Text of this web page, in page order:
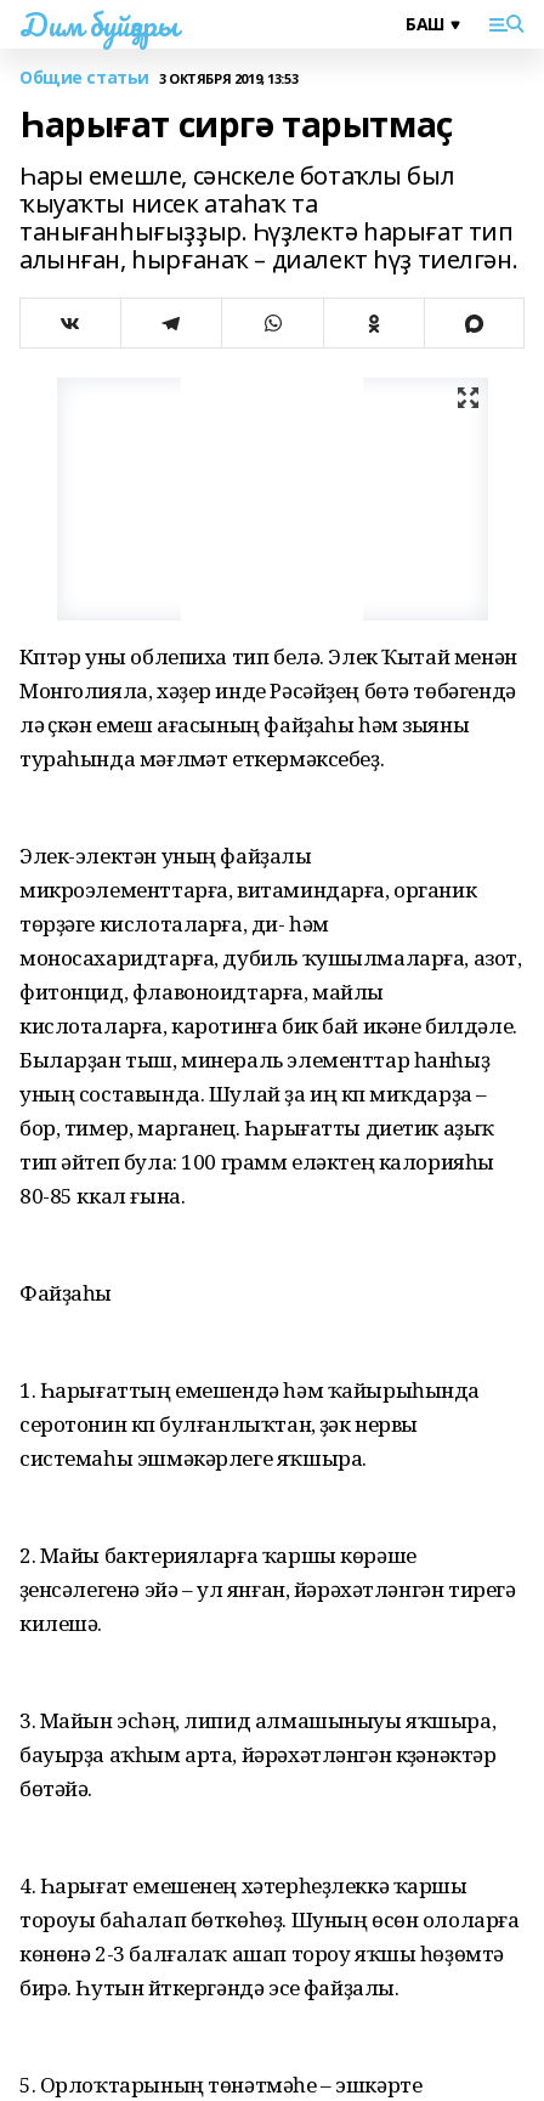
Дим буйҙары
Общие статьи 3 ОКТЯБРЯ 2019, 13:53
Һарығат сиргә тарытмаҫ
Һары емешле, сәнскеле ботаҡлы был
ҡыуаҡты нисек атаһаҡ та
танығанһығыҙҙыр. Һүҙлектә һарығат тип
алынған, һырғанаҡ – диалект һүҙ тиелгән.
Күптәр уны облепиха тип белә. Элек Ҡытай менән
Монголияла, хәҙер инде Рәсәйҙең бөтә төбәгендә
лә үҫкән емеш ағасының файҙаһы һәм зыяны
тураһында мәғлүмәт еткермәксебеҙ.
Элек-электән уның файҙалы
микроэлементтарға, витаминдарға, органик
төрҙәге кислоталарға, ди- һәм
моносахаридтарға, дубиль ҡушылмаларға, азот,
фитонцид, флавоноидтарға, майлы
кислоталарға, каротинға бик бай икәне билдәле.
Быларҙан тыш, минераль элементтар һанһыҙ
уның составында. Шулай ҙа иң күп миҡдарҙа –
бор, тимер, марганец. Һарығатты диетик аҙыҡ
тип әйтеп була: 100 грамм еләктең калорияһы
80-85 ккал ғына.
Файҙаһы
1. Һарығаттың емешендә һәм ҡайырыһында
серотонин күп булғанлыҡтан, үҙәк нервы
системаһы эшмәкәрлеге яҡшыра.
2. Майы бактерияларға ҡаршы көрәшеү
үҙенсәлегенә эйә – ул янған, йәрәхәтләнгән тирегә
килешә.
3. Майын эсһәң, липид алмашыныуы яҡшыра,
бауырҙа аҡһым арта, йәрәхәтләнгән күҙәнәктәр
бөтәйә.
4. Һарығат емешенең хәтерһеҙлеккә ҡаршы
тороуы баһалап бөткөһөҙ. Шуның өсөн ололарға
көнөнә 2-3 балғалаҡ ашап тороу яҡшы һөҙөмтә
бирә. Һутын йүткергәндә эсеү файҙалы.
5. Орлоҡтарының төнәтмәһе – эшкәртеү